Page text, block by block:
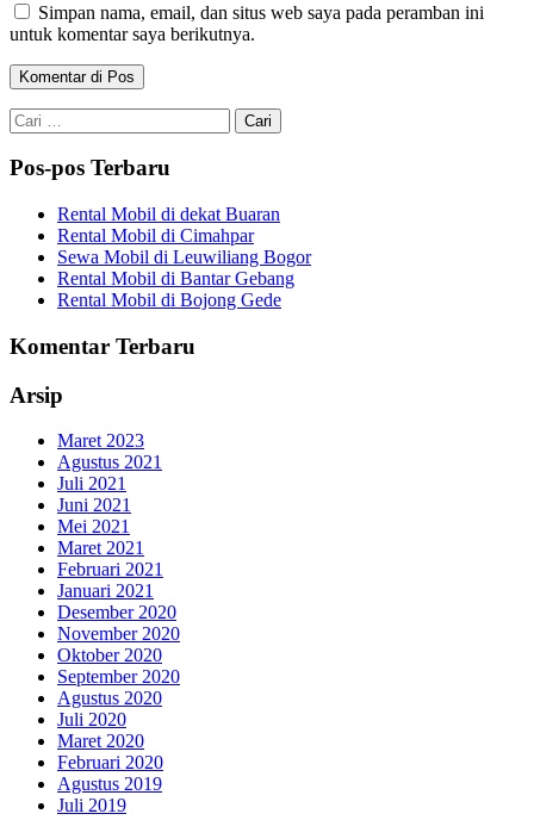
Simpan nama, email, dan situs web saya pada peramban ini
untuk komentar saya berikutnya.
Cari
untuk:
Pos-pos Terbaru
Rental Mobil di dekat Buaran
Rental Mobil di Cimahpar
Sewa Mobil di Leuwiliang Bogor
Rental Mobil di Bantar Gebang
Rental Mobil di Bojong Gede
Komentar Terbaru
Arsip
Maret 2023
Agustus 2021
Juli 2021
Juni 2021
Mei 2021
Maret 2021
Februari 2021
Januari 2021
Desember 2020
November 2020
Oktober 2020
September 2020
Agustus 2020
Juli 2020
Maret 2020
Februari 2020
Agustus 2019
Juli 2019